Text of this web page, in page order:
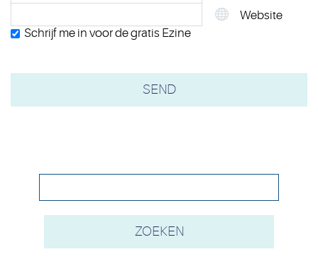
Website
Schrijf me in voor de gratis Ezine